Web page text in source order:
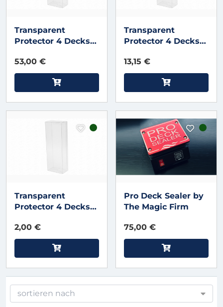
Transparent
Protector 4 Decks
53,00 €
Transparent
Protector 4 Decks
13,15 €
Transparent
Protector 4 Decks
2,00 €
Pro Deck Sealer by
The Magic Firm
75,00 €
sortieren nach